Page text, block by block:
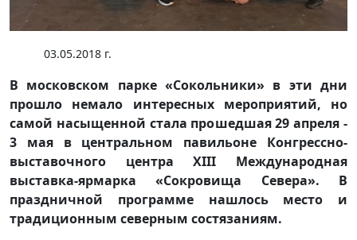
03.05.2018 г.
В московском парке «Сокольники» в эти дни
прошло немало интересных мероприятий, но
самой насыщенной стала прошедшая 29 апреля -
3 мая в центральном павильоне Конгрессно-
выставочного центра XIII Международная
выставка-ярмарка «Сокровища Севера». В
праздничной программе нашлось место и
традиционным северным состязаниям.